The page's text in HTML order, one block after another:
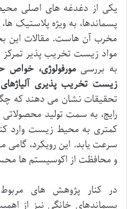
یکی از دغدغه های اصلی
پسماندها، به ویژه پلاستیک
مخرب آن هاست. مقالات این
مواد زیست تخریب پذیر تمرکز
به بررسیمورفولوژی،
زیست تخریب پذیری
تحقیقات نشان می دهند که
رایج، به سمت تولید
کمتری به محیط زیست وارد
سرعت یابد. این رویکرد،
و محافظت از اکوسیستم ها
در کنار پژوهش های
پسماندهای خانگی نیز از